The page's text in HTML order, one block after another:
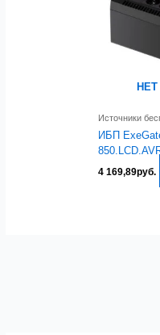
НЕТ
Источники
ИБП
4 169,89руб.